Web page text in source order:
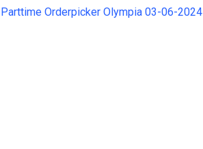
Parttime Orderpicker Olympia 03-06-2024